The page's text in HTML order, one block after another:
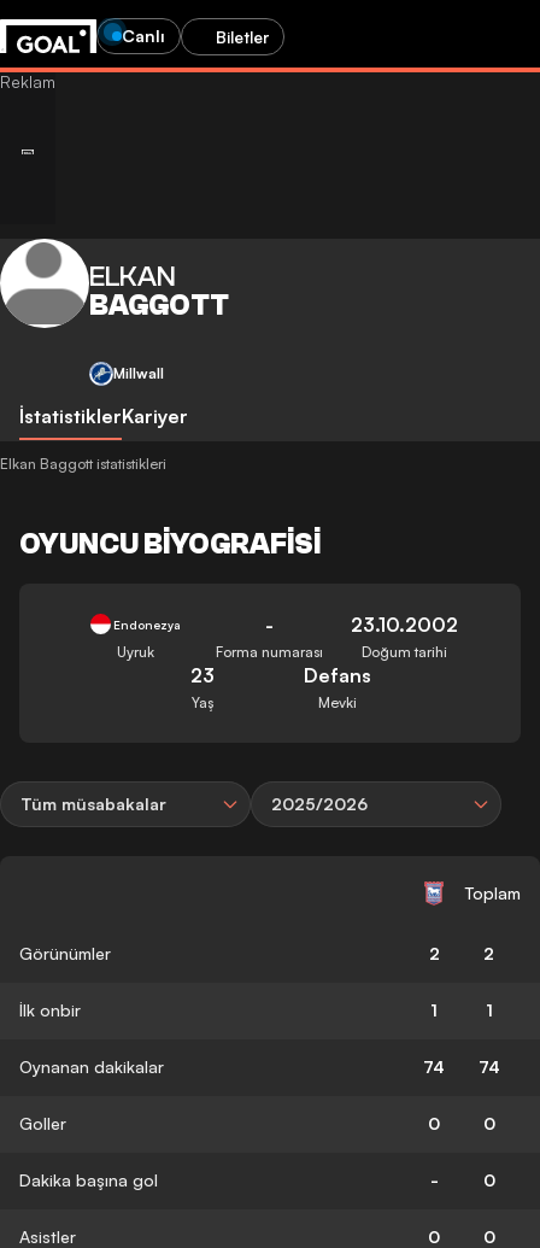
Canlı Biletler
ELKAN
BAGGOTT
Millwall
İstatistiklerKariyer
Elkan Baggott istatistikleri
OYUNCU BIYOGRAFISI
Endonezya
Uyruk
-
Forma numarası
23.10.2002
Doğum tarihi
23
Yaş
Defans
Mevki
Tüm müsabakalar 2025/2026
Toplam
Görünümler 2 2
İlk onbir 1 1
Oynanan dakikalar 74 74
Goller 0 0
Dakika başına gol - 0
Asistler 0 0